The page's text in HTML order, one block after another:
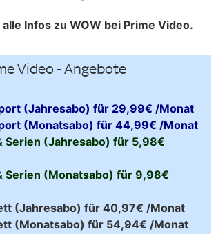
Infos zu WOW bei Prime Video.
Video - Angebote
(Jahresabo) für 29,99€ /Monat
(Monatsabo) für 44,99€ /Monat
Serien (Jahresabo) für 5,98€
Serien (Monatsabo) für 9,98€
(Jahresabo) für 40,97€ /Monat
(Monatsabo) für 54,94€ /Monat